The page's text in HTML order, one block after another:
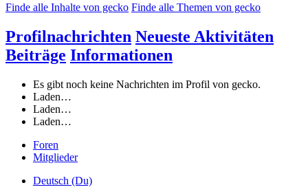
Finde alle Inhalte von gecko Finde alle Themen von gecko
Profilnachrichten Neueste Aktivitäten
Beiträge Informationen
Es gibt noch keine Nachrichten im Profil von gecko.
Laden…
Laden…
Laden…
Foren
Mitglieder
Deutsch (Du)